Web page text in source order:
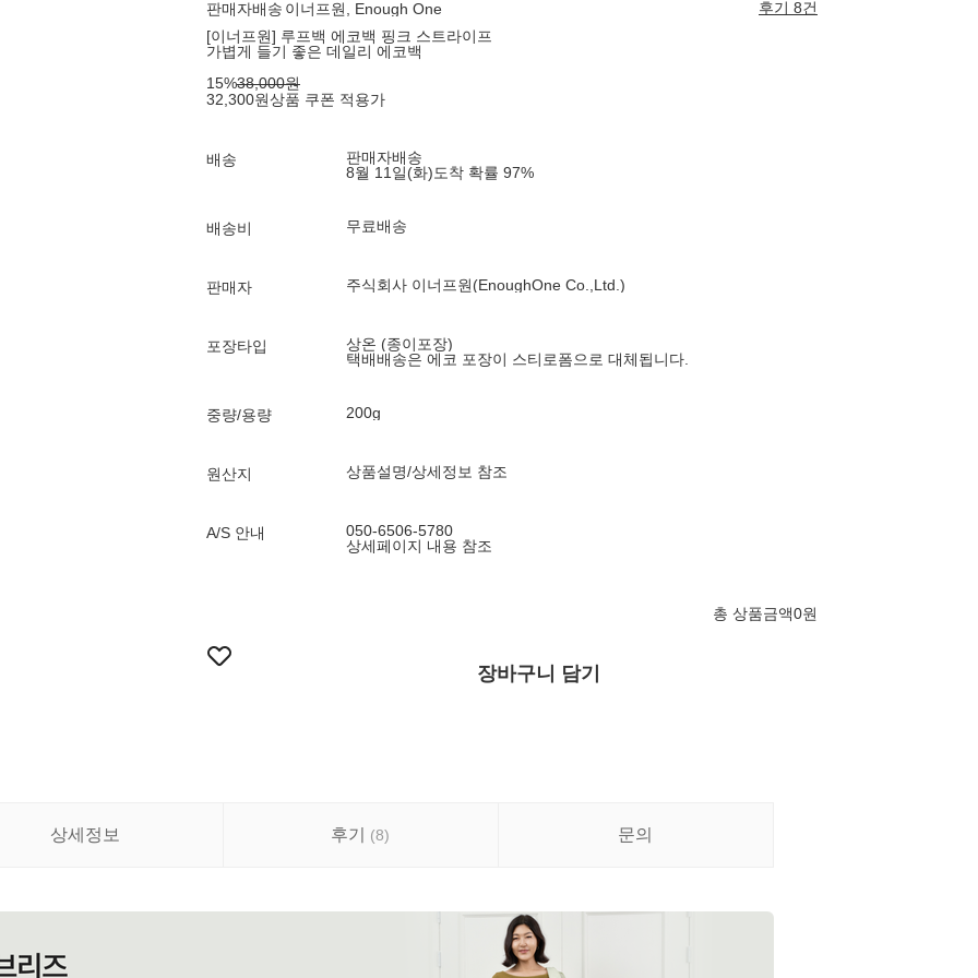
판매자배송 이너프원, Enough One
후기 8건
[이너프원] 루프백 에코백 핑크 스트라이프
가볍게 들기 좋은 데일리 에코백
15%38,000원
32,300원상품 쿠폰 적용가
배송
판매자배송
8월 11일(화)도착 확률 97%
배송비 무료배송
판매자 주식회사 이너프원(EnoughOne Co.,Ltd.)
포장타입
상온 (종이포장)
택배배송은 에코 포장이 스티로폼으로 대체됩니다.
중량/용량 200g
원산지 상품설명/상세정보 참조
A/S 안내
050-6506-5780
상세페이지 내용 참조
총 상품금액0원
장바구니 담기
상세정보 후기 (8) 문의